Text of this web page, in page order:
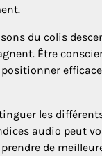
du colis
Être
les
audio peut
de